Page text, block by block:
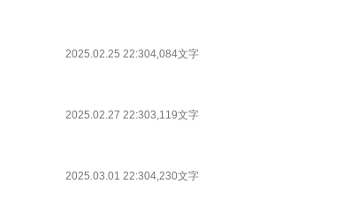
2025.02.25 22:304,084文字
2025.02.27 22:303,119文字
2025.03.01 22:304,230文字